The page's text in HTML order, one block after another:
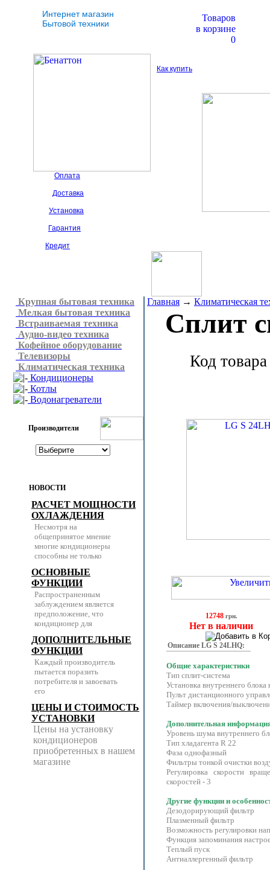
Интернет магазин
Бытовой техники
Товаров
в корзине
0
Как купить
Оплата
Доставка
Установка
Гарантия
Кредит
Крупная бытовая техника
Мелкая бытовая техника
Встраиваемая техника
Аудио-видео техника
Кофейное оборудование
Телевизоры
Климатическая техника
Кондиционеры
Котлы
Водонагреватели
Производители
НОВОСТИ
РАСЧЕТ МОЩНОСТИ
ОХЛАЖДЕНИЯ
Несмотря на
общепринятое мнение
многие кондиционеры
способны не только
ОСНОВНЫЕ
ФУНКЦИИ
Распространенным
заблуждением является
предположение, что
кондиционер для
ДОПОЛНИТЕЛЬНЫЕ
ФУНКЦИИ
Каждый производитель
пытается поразить
потребителя и завоевать
его
ЦЕНЫ И СТОИМОСТЬ
УСТАНОВКИ
Цены на установку
кондиционеров
приобретенных в нашем
магазине
Главная → Климатическая
Сплит
Код
12748грн.
Нет в наличии
Описание LG S 24LHQ:
Общие характеристики
Тип сплит-система
Установка внутреннего
Пульт дистанционного
Таймер включения/
Дополнительная
Уровень шума внутреннего
Тип хладагента R 22
Фаза однофазный
Фильтры тонкой очистки
Регулировка скорости
скоростей - 3
Другие функции и
Дезодорирующий фильтр
Плазменный фильтр
Возможность регулировки
Функция запоминания
Теплый пуск
Антиаллергенный фильтр